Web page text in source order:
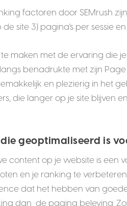
factoren door SEMrush
site 3) pagina's per sessie
maken met de ervaring die
benadrukte met zijn Page
en plezierig in het
die langer op je site blijven
geoptimaliseerd is
content op je website is een
en je ranking te
dat het hebben van
dan de pagina beleving.